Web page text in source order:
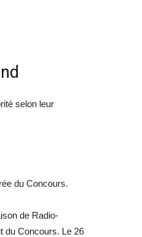
selon leur
du Concours.
de Radio-
du Concours. Le 26